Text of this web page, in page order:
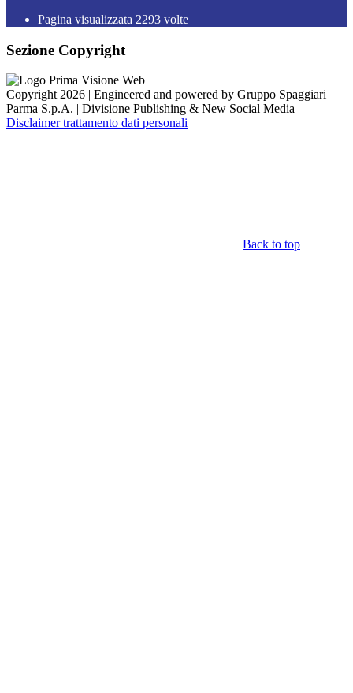
Pagina visualizzata 2293 volte
Sezione Copyright
Copyright 2026 | Engineered and powered by Gruppo Spaggiari
Parma S.p.A. | Divisione Publishing & New Social Media
Disclaimer trattamento dati personali
Back to top